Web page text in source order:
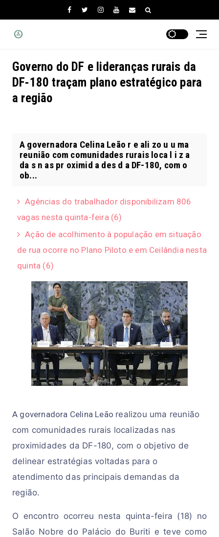
Governo do DF e lideranças rurais da
DF-180 traçam plano estratégico para
a região
A governadora Celina Leão r e ali zo u u ma
reunião com comunidades rurais loca l i z a
da s n as pr oximid a des d a DF-180, com o
ob...
Agências do trabalhador disponibilizam 806
vagas nesta quinta-feira (6)
Ação de acolhimento à população em situação
de rua ocorre no Plano Piloto e em Ceilândia nesta
quinta (6)
A governadora Celina Leão realizou uma
com comunidades rurais localizadas nas
proximid ades da DF-180, com o objetivo de
delinear estratégias voltadas para o
atendimento das principais demandas da
região.
O encontro ocorreu nesta quinta-feira (18) no
Salão Nobre do Palácio do Buriti e teve